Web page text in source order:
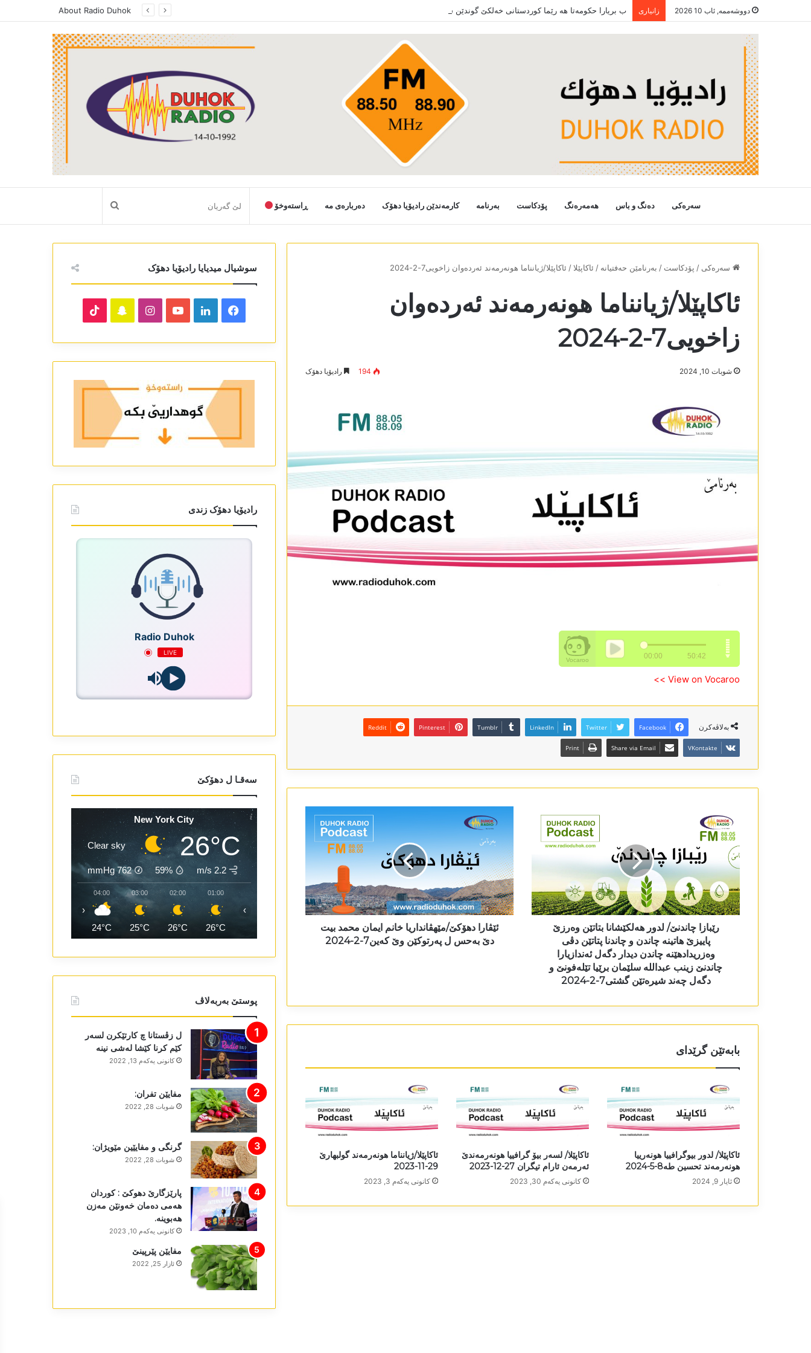
دووشەممە, ئاب 10 2026 زانیاری ب بریارا حکومەتا ھە رێما کوردستانی خەلکێ گوندێن سەر ب ئێدارا زاخو ڤە دشین سەرەدانا گوندیێن خو بکەن About Radio Duhok
سەرەکی دەنگ و باس هەمەرەنگ پۆدکاست بەرنامە کارمەندێن رادیۆیا دھۆک دەربارەی مە ڕاستەوخۆ لێ
گەریان
سەرەکی / پۆدکاست / بەرنامێن حەفتیانە / ئاکاپێلا/ ئاکاپێلا/ژیانناما ھونەرمەند ئەردەوان زاخویی7-2-2024
ئاکاپێلا/ژیانناما ھونەرمەند ئەردەوان
زاخویی7-2-2024
شوبات 10, 2024 194 رادیۆیا دھۆک
View on Vocaroo >>
بەلاڤەکرن Facebook
Twitter
LinkedIn
Tumblr
Pinterest
Reddit
VKontakte
Share via Email
Print
رێبازا چاندنێ/ لدور ھەلکێشانا بتاتێن وەرزێ
پاییزێ ھاتینە چاندن و چاندنا پتاتێن دڤی
وەزریدادھێنە چاندن دیدار دگەل ئەندازیارا
چاندنێ زینب عبداللە سلێمان برێیا تێلەفونێ و
دگەل چەند شیرەتێن گشتی7-2-2024
ئێڤارا دھۆکێ/مێھڤانداریا خانم ایمان محمد بیت
دێ بەحس ل پەرتوکێن وێ کەین7-2-2024
بابەتێن گرێدای
ئاکاپێلا/ لدور بیوگرافییا ھونەرییا
ھونەرمەند تحسین طه8-5-2024
ئایار 9, 2024
ئاکاپێلا/ لسەر بیۆ گرافییا ھونەرمەندێ
ئەرمەن ئارام تیگران 27-12-2023
كانونی یه‌كه‌م 30, 2023
ئاکاپێلا/ژیانناما ھونەرمەند گولبھارێ
29-11-2023
كانونی یه‌كه‌م 3, 2023
سوشیال میدیایا رادیۆیا دھۆک
Facebook
LinkedIn
YouTube
Instagram
Snapchat
رادیۆیا دھۆک زندی
Radio Duhok
LIVE
سەقـا ل دھۆکێ
New York City
26°C
Clear sky
2.2 m/s
59%
762
mmHg
01:00
26°C
02:00
26°C
03:00
25°C
04:00
24°C
‹ ›
پوستێ بەربەلاڤ
ل زڤستانا چ کارتێکرن لسەر
کێم کرنا کێشا لەشی نینە
كانونی یه‌كه‌م 13, 2022
مفایێن تفران:
شوبات 28, 2022
گرنگی و مفایێین مێویژان:
شوبات 28, 2022
پارێزگارێ دھوکێ : کوردان
ھەمی دەمان خەونێن مەزن
ھەبوینە.
كانونی یه‌كه‌م 10, 2023
مفایێن پێرپینێ
ئازار 25, 2022